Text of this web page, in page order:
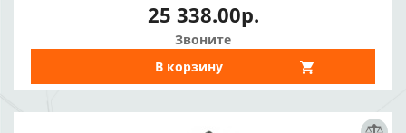
25 338.00р.
Звоните
В корзину